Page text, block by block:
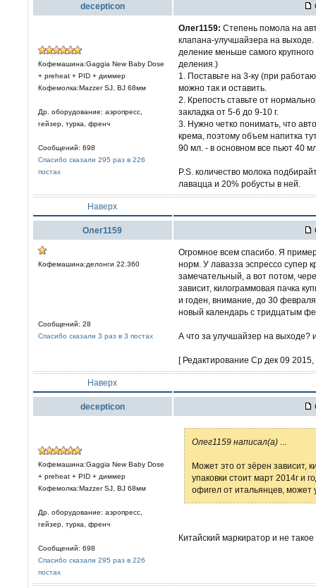
decepticon
Кофемашина:Gaggia New Baby Dose
+ preheat + PID + диммер
Кофемолка:Mazzer SJ, BJ 68мм
Др. оборудование: аэропресс,
гейзер, турка, френч
Сообщений: 698
Спасибо сказали 295 раз в 226
постах
Олег1159: Степень помола на
клапана-улучшайзера на
деление меньше самого
деления.)
1. Поставьте на 3-ку (при
можно так и оставить.
2. Крепость ставьте от
закладка от 5-6 до 9-10 г.
3. Нужно четко понимать, что
крема, поэтому объем напитка
90 мл. - в основном все пьют 40
P.S. количество молока
лавацца и 20% робусты в ней.
Наверх
Олег1159
Кофемашина:делонги 22.360
Сообщений: 28
Спасибо сказали 3 раз в 3 постах
Огромное всем спасибо. Я
норм. У лавазза эспрессо супер
замечательный, а вот потом,
зависит, килограммовая пачка
и годен, внимание, до 30
новый календарь с тридцатым
А что за улучшайзер на выходе?
[ Редактирование Ср дек 09 2015,
Наверх
decepticon
Кофемашина:Gaggia New Baby Dose
+ preheat + PID + диммер
Кофемолка:Mazzer SJ, BJ 68мм
Др. оборудование: аэропресс,
гейзер, турка, френч
Сообщений: 698
Спасибо сказали 295 раз в 226
постах
Олег1159 написал(а)
Может это от зёрен зависит,
упаковки стоит март 2014г и
офигел от итальянцев,
Китайский маркиратор и не